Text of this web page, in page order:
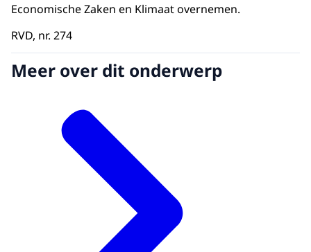
Economische Zaken en Klimaat overnemen.
RVD, nr. 274
Meer over dit onderwerp